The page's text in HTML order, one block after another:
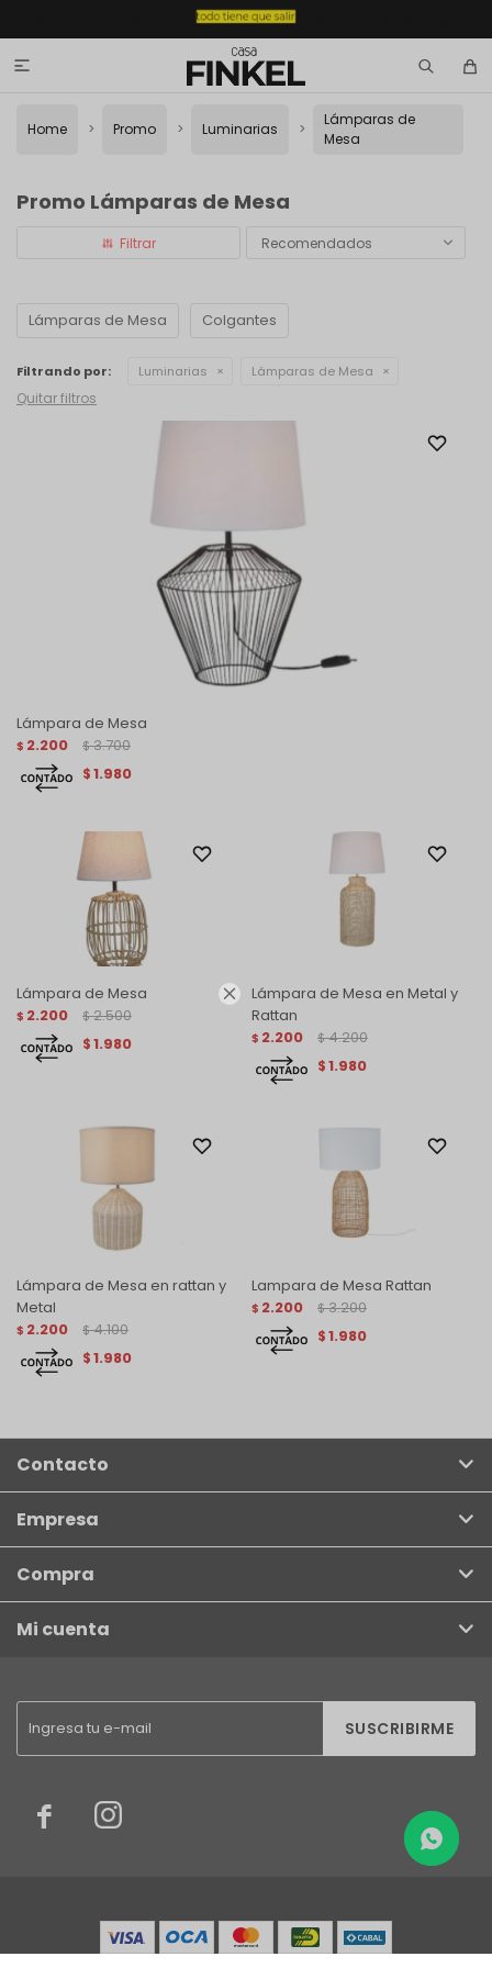


Home Promo Luminarias
Lámparas de
Mesa
Promo Lámparas de Mesa
Recomendados
Lámparas de Mesa Colgantes
Filtrando por: Luminarias Lámparas de Mesa
Quitar filtros
Lámpara de Mesa
$ 2.200 $ 3.700
$1.980
Lámpara de Mesa
$ 2.200 $ 2.500
$1.980
Lámpara de Mesa en Metal y
Rattan
$ 2.200 $ 4.200
$1.980
Lámpara de Mesa en rattan y
Metal
$ 2.200 $ 4.100
$1.980
Lampara de Mesa Rattan
$ 2.200 $ 3.200
$1.980
SUSCRIBIRME
 
Contacto
Empresa
Compra
Mi cuenta